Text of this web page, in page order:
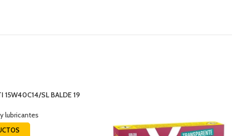
15W40C14/SL BALDE 19
lubricantes